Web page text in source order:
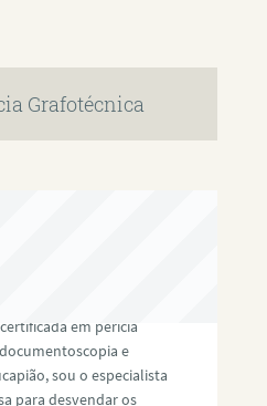
Grafotécnica
em perícia
e
sou o especialista
para desvendar os